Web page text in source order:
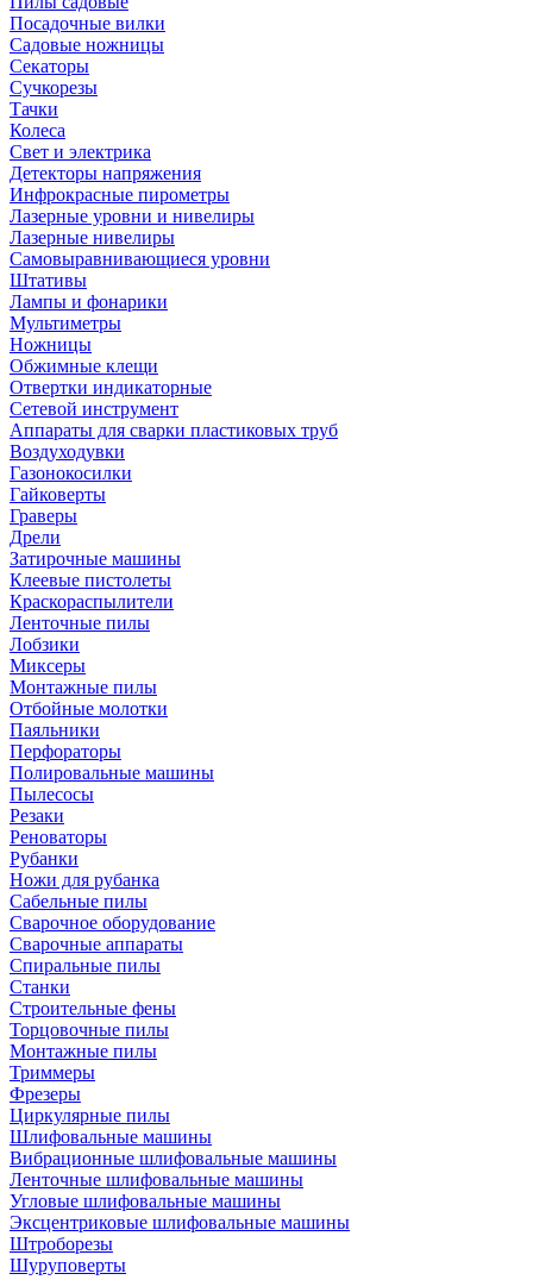
Посадочные вилки
Садовые ножницы
Секаторы
Сучкорезы
Тачки
Колеса
Свет и электрика
Детекторы напряжения
Инфрокрасные пирометры
Лазерные уровни и нивелиры
Лазерные нивелиры
Самовыравнивающиеся уровни
Штативы
Лампы и фонарики
Мультиметры
Ножницы
Обжимные клещи
Отвертки индикаторные
Сетевой инструмент
Аппараты для сварки пластиковых труб
Воздуходувки
Газонокосилки
Гайковерты
Граверы
Дрели
Затирочные машины
Клеевые пистолеты
Краскораспылители
Ленточные пилы
Лобзики
Миксеры
Монтажные пилы
Отбойные молотки
Паяльники
Перфораторы
Полировальные машины
Пылесосы
Резаки
Реноваторы
Рубанки
Ножи для рубанка
Сабельные пилы
Сварочное оборудование
Сварочные аппараты
Спиральные пилы
Станки
Строительные фены
Торцовочные пилы
Монтажные пилы
Триммеры
Фрезеры
Циркулярные пилы
Шлифовальные машины
Вибрационные шлифовальные машины
Ленточные шлифовальные машины
Угловые шлифовальные машины
Эксцентриковые шлифовальные машины
Штроборезы
Шуруповерты